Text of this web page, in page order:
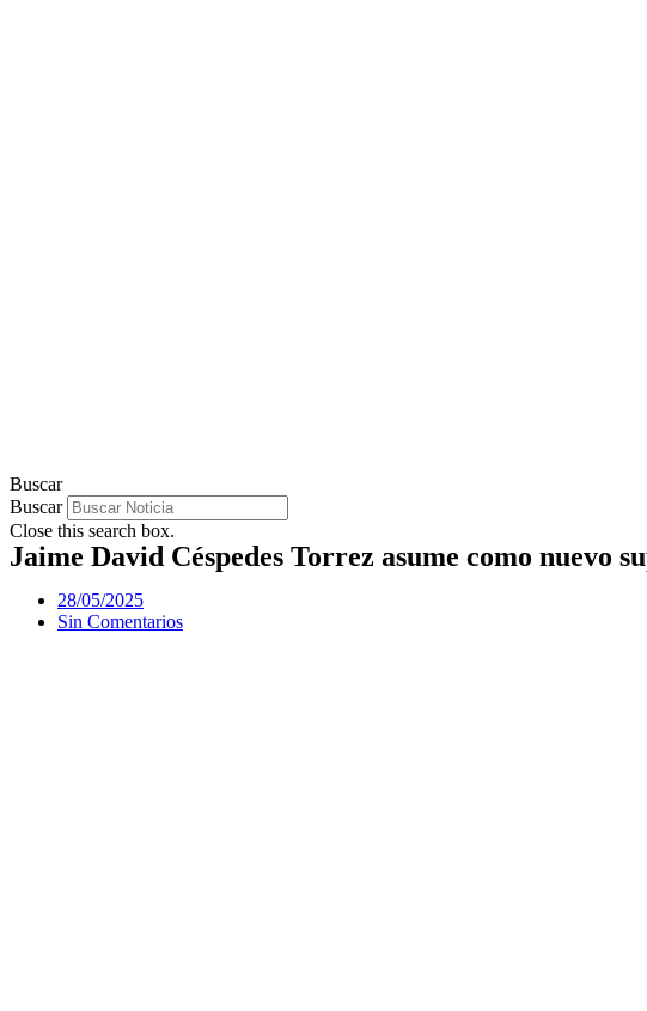
Buscar
Buscar
Close this search box.
Jaime David Céspedes Torrez asume como nuevo
28/05/2025
Sin Comentarios